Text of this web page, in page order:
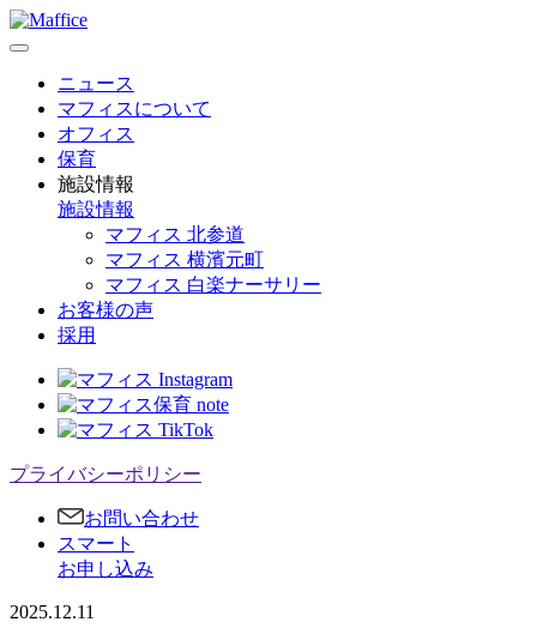
ニュース
マフィスについて
オフィス
保育
施設情報
施設情報
マフィス 北参道
マフィス 横濱元町
マフィス 白楽ナーサリー
お客様の声
採用
プライバシーポリシー
お問い合わせ
スマート
お申し込み
2025.12.11